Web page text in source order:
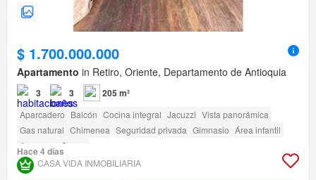
$ 1.700.000.000
Apartamento in Retiro, Oriente, Departamento de Antioquia
3 3 205 m²
Aparcadero Balcón Cocina integral Jacuzzi Vista panorámica
Gas natural Chimenea Seguridad privada Gimnasio Área infantil
Ascensor
Sauna
Hace 4 días
CASA VIDA INMOBILIARIA